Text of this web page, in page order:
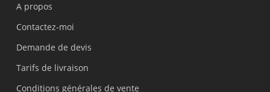
A propos
Contactez-moi
Demande de devis
Tarifs de livraison
Conditions générales de vente